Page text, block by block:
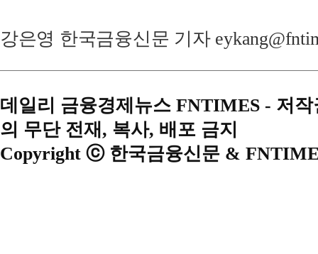
강은영 한국금융신문 기자
데일리 금융경제뉴스 FNTIMES - 저
의 무단 전재, 복사, 배포 금지
Copyright ⓒ 한국금융신문 &